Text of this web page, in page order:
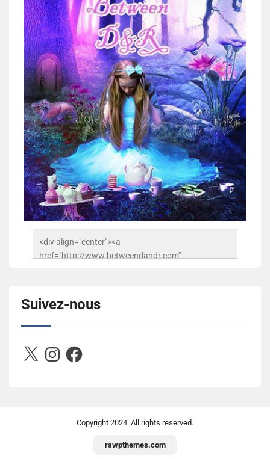
<div align="center"><a
href="http://www.betweendandr.com"
503716673157532-2788222864243652657-n.jpg"
alt="Between D&R" style="border:none;" /></a>
</div>
Suivez-nous
X InstagramFacebook
Copyright 2024. All rights reserved.
rswpthemes.com